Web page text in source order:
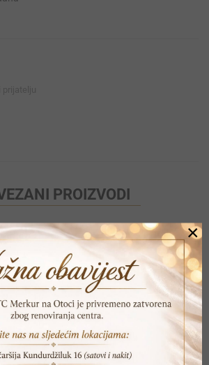
PROIZVODI
×